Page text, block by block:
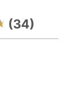
(34)